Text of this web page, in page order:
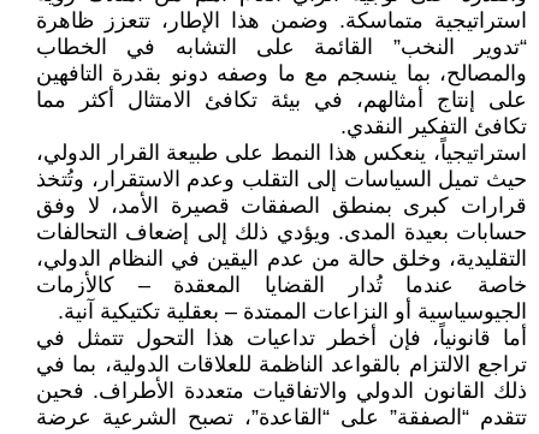
استراتيجية متماسكة. وضمن هذا الإطار، تتعزز ظاهرة
“تدوير النخب” القائمة على التشابه في الخطاب
والمصالح، بما ينسجم مع ما وصفه دونو بقدرة التافهين
على إنتاج أمثالهم، في بيئة تكافئ الامتثال أكثر مما
تكافئ التفكير النقدي.
استراتيجياً، ينعكس هذا النمط على طبيعة القرار الدولي،
حيث تميل السياسات إلى التقلب وعدم الاستقرار، وتُتخذ
قرارات كبرى بمنطق الصفقات قصيرة الأمد، لا وفق
حسابات بعيدة المدى. ويؤدي ذلك إلى إضعاف التحالفات
التقليدية، وخلق حالة من عدم اليقين في النظام الدولي،
خاصة عندما تُدار القضايا المعقدة – كالأزمات
الجيوسياسية أو النزاعات الممتدة – بعقلية تكتيكية آنية.
أما قانونياً، فإن أخطر تداعيات هذا التحول تتمثل في
تراجع الالتزام بالقواعد الناظمة للعلاقات الدولية، بما في
ذلك القانون الدولي والاتفاقيات متعددة الأطراف. فحين
تتقدم “الصفقة” على “القاعدة”، تصبح الشرعية عرضة